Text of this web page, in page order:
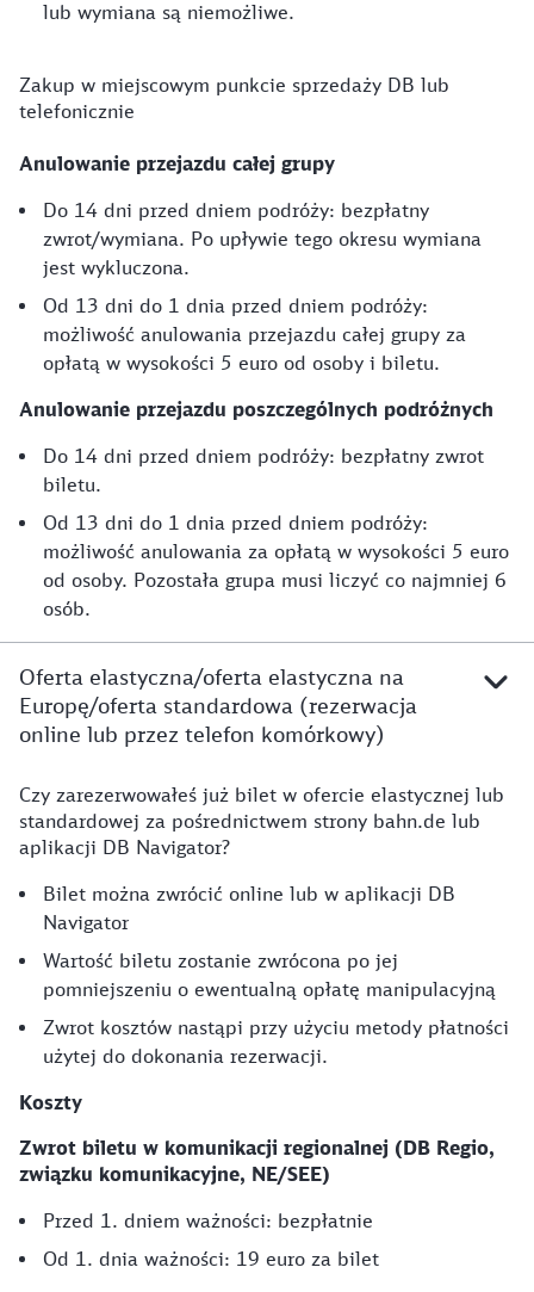
lub wymiana są niemożliwe.
Zakup w miejscowym punkcie sprzedaży DB lub
telefonicznie
Anulowanie przejazdu całej grupy
Do 14 dni przed dniem podróży: bezpłatny
zwrot/wymiana. Po upływie tego okresu wymiana
jest wykluczona.
Od 13 dni do 1 dnia przed dniem podróży:
możliwość anulowania przejazdu całej grupy za
opłatą w wysokości 5 euro od osoby i biletu.
Anulowanie przejazdu poszczególnych podróżnych
Do 14 dni przed dniem podróży: bezpłatny zwrot
biletu.
Od 13 dni do 1 dnia przed dniem podróży:
możliwość anulowania za opłatą w wysokości 5 euro
od osoby. Pozostała grupa musi liczyć co najmniej 6
osób.
Oferta elastyczna/oferta elastyczna na
Europę/oferta standardowa (rezerwacja
online lub przez telefon komórkowy)
Anulowanie
Czy zarezerwowałeś już bilet w ofercie elastycznej lub
standardowej za pośrednictwem strony bahn.de lub
aplikacji DB Navigator?
Bilet można zwrócić online lub w aplikacji DB
Navigator
Wartość biletu zostanie zwrócona po jej
pomniejszeniu o ewentualną opłatę manipulacyjną
Zwrot kosztów nastąpi przy użyciu metody płatności
użytej do dokonania rezerwacji.
Koszty
Zwrot biletu w komunikacji regionalnej (DB Regio,
związku komunikacyjne, NE/SEE)
Przed 1. dniem ważności: bezpłatnie
Od 1. dnia ważności: 19 euro za bilet